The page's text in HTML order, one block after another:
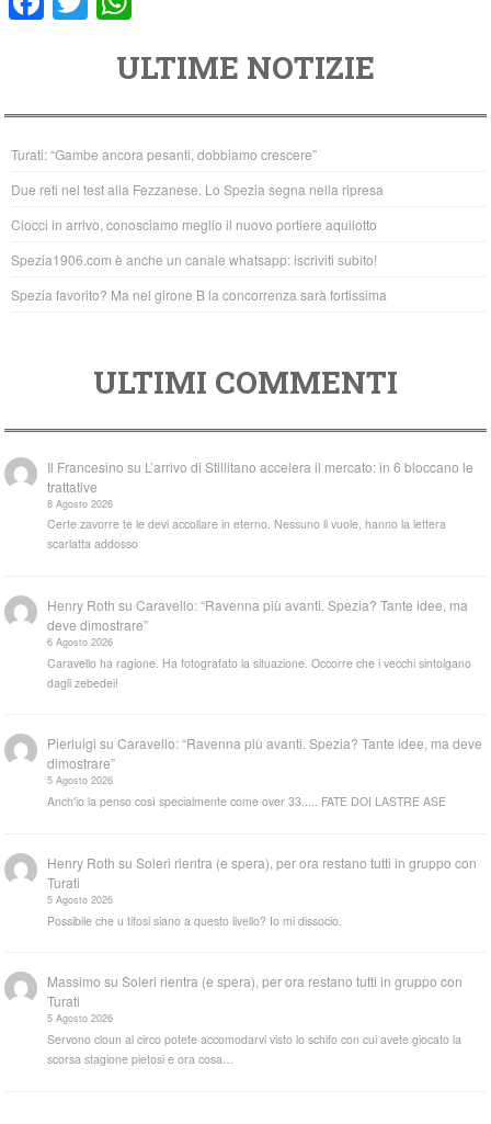
e
b
o
o
k
er
at
s
A
p
p
ULTIME NOTIZIE
Turati: “Gambe ancora pesanti, dobbiamo crescere”
Due reti nel test alla Fezzanese. Lo Spezia segna nella ripresa
Ciocci in arrivo, conosciamo meglio il nuovo portiere aquilotto
Spezia1906.com è anche un canale whatsapp: iscriviti subito!
Spezia favorito? Ma nel girone B la concorrenza sarà fortissima
ULTIMI COMMENTI
Il Francesino su L’arrivo di Stillitano accelera il mercato: in 6 bloccano le
trattative
8 Agosto 2026
Certe zavorre te le devi accollare in eterno. Nessuno li vuole, hanno la lettera
scarlatta addosso
Henry Roth suCaravello: “Ravenna più avanti. Spezia? Tante idee, ma
deve dimostrare”
6 Agosto 2026
Caravello ha ragione. Ha fotografato la situazione. Occorre che i vecchi sintolgano
dagli zebedei!
Pierluigi suCaravello: “Ravenna più avanti. Spezia? Tante idee, ma deve
dimostrare”
5 Agosto 2026
Anch'io la penso così specialmente come over 33..... FATE DOI LASTRE ASE
Henry Roth suSoleri rientra (e spera), per ora restano tutti in gruppo con
Turati
5 Agosto 2026
Possibile che u tifosi siano a questo livello? Io mi dissocio.
Massimo suSoleri rientra (e spera), per ora restano tutti in gruppo con
Turati
5 Agosto 2026
Servono cloun al circo potete accomodarvi visto lo schifo con cui avete giocato la
scorsa stagione pietosi e ora cosa…